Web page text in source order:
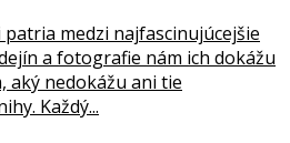
medzi najfascinujúcejšie
a fotografie nám ich dokážu
aký nedokážu ani tie
Každý...